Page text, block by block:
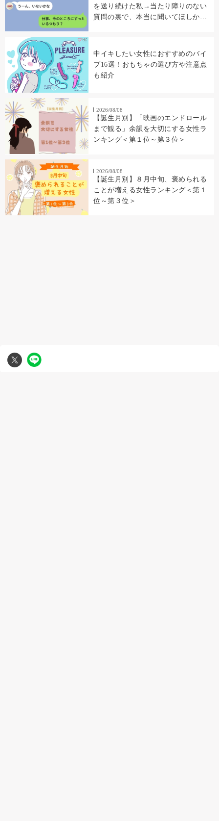
を送り続けた私→当たり障りのない
質問の裏で、本当に聞いてほしかっ
中イキしたい女性におすすめのバイ
ブ16選！おもちゃの選び方や注意点
も紹介
2026/08/08
【誕生月別】「映画のエンドロール
まで観る」余韻を大切にする女性ラ
ンキング＜第１位～第３位＞
2026/08/08
【誕生月別】８月中旬、褒められる
ことが増える女性ランキング＜第１
位～第３位＞